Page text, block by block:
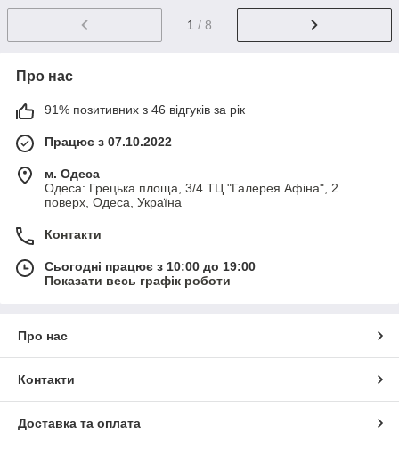
1 / 8
Про нас
91% позитивних з 46 відгуків за рік
Працює з 07.10.2022
м. Одеса
Одеса: Грецька площа, 3/4 ТЦ "Галерея Афіна", 2
поверх, Одеса, Україна
Контакти
Сьогодні працює з 10:00 до 19:00
Показати весь графік роботи
Про нас
Контакти
Доставка та оплата